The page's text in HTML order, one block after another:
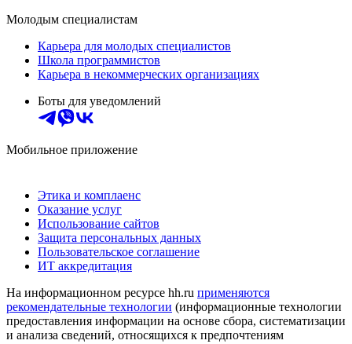
Молодым специалистам
Карьера для молодых специалистов
Школа программистов
Карьера в некоммерческих организациях
Боты для уведомлений
Мобильное приложение
Этика и комплаенс
Оказание услуг
Использование сайтов
Защита персональных данных
Пользовательское соглашение
ИТ аккредитация
На информационном ресурсе hh.ru применяются
рекомендательные технологии (информационные технологии
предоставления информации на основе сбора, систематизации
и анализа сведений, относящихся к предпочтениям